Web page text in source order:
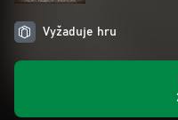
Vyžaduje hru